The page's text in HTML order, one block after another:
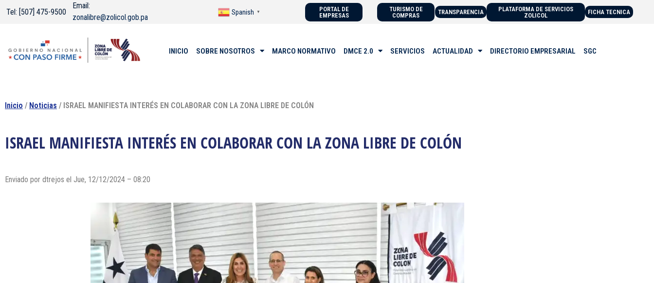
Tel: [507] 475-9500
Email:
zonalibre@zolicol.gob.pa
Spanish ▼
PORTAL DE
EMPRESAS
TURISMO DE
COMPRAS
TRANSPARENCIA
PLATAFORMA DE SERVICIOS
ZOLICOL
FICHA TECNICA
INICIO SOBRE NOSOTROS MARCO NORMATIVO DMCE 2.0 SERVICIOS ACTUALIDAD DIRECTORIO EMPRESARIAL SGC
Inicio / Noticias / ISRAEL MANIFIESTA INTERÉS EN COLABORAR CON LA ZONA LIBRE DE COLÓN
ISRAEL MANIFIESTA INTERÉS EN COLABORAR CON LA ZONA LIBRE DE COLÓN
Enviado por dtrejos el Jue, 12/12/2024 – 08:20